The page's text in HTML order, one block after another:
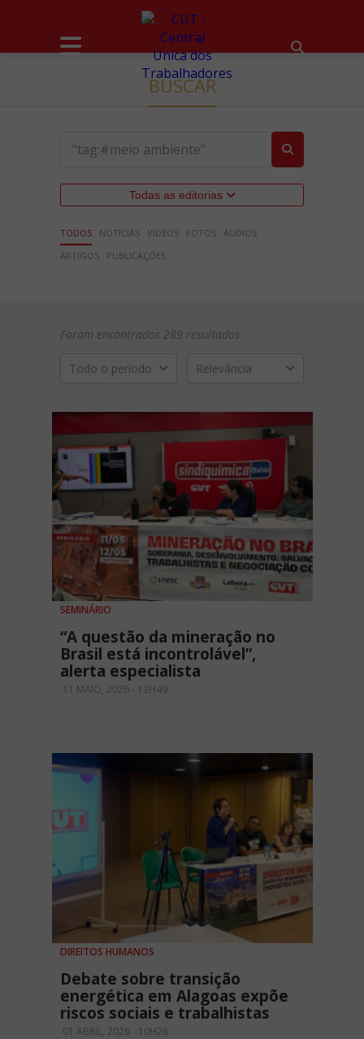
BUSCAR
Todas as editorias
TODOS NOTÍCIAS VÍDEOS FOTOS ÁUDIOS
ARTIGOS
PUBLICAÇÕES
Foram encontrados 289 resultados
Todo o período Relevância
SEMINÁRIO
“A questão da mineração no
Brasil está incontrolável”,
alerta especialista
11 MAIO, 2026 - 13H49
DIREITOS HUMANOS
Debate sobre transição
energética em Alagoas expõe
riscos sociais e trabalhistas
01 ABRIL, 2026 - 10H26